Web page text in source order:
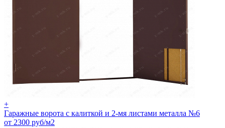
+
Гаражные ворота с калиткой и 2-мя листами металла №6
от 2300 руб/м2